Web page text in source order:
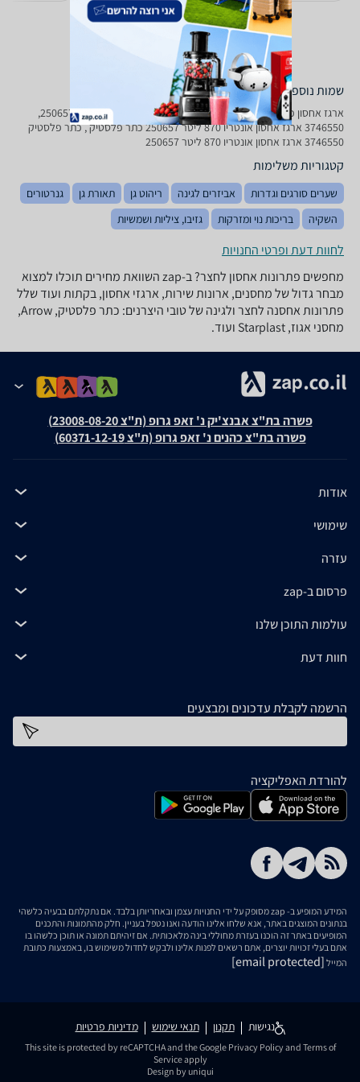
שמות נוספים לדגם
‏ארגז אחסון ‏כתר פלסטיק 3746550 ארגז אחסון אונטריו 870 ליטר 250657,
3746550 ארגז אחסון אונטריו 870 ליטר 250657 כתר פלסטיק , כתר פלסטיק
3746550 ארגז אחסון אונטריו 870 ליטר 250657
קטגוריות משלימות
שערים סורגים וגדרות אביזרים לגינה ריהוט גן תאורת גן
גנרטורים
השקיה
בריכות נוי ומזרקות גזיבו, ציליות ושמשיות
לחוות דעת ופרטי החנויות
מחפשים פתרונות אחסון לחצר? ב-zap השוואת מחירים תוכלו למצוא
מבחר גדול של מחסנים, ארונות שירות, ארגזי אחסון, בקתות ועוד שלל
פתרונות אחסנה לחצר ולגינה של טובי היצרנים: כתר פלסטיק, Arrow,
מחסני אגוז, Starplast ועוד.
פשרה בת"צ אבנצ'יק נ' זאפ גרופ (ת"צ 23008-08-20)
פשרה בת"צ כהנים נ' זאפ גרופ (ת"צ 60371-12-19)
אודות
שימושי
עזרה
פרסום ב-zap
עולמות התוכן שלנו
חוות דעת
הרשמה לקבלת עדכונים ומבצעים
להורדת האפליקציה
המידע המופיע ב- zap מסופק על ידי החנויות עצמן ובאחריותן בלבד. אם נתקלתם בבעיה כלשהי
בנתונים המוצגים באתר, אנא שלחו אלינו הודעה ואנו נטפל בעניין. חלק מהתמונות והתכנים
המופיעים באתר זה הוכנו בעזרת מחוללי בינה מלאכותית. אם זיהיתם תמונה או תוכן כלשהו בו
אתם בעלי זכויות יוצרים, אתם רשאים לפנות אלינו ולבקש לחדול משימוש בו, באמצעות כתובת
המייל [email protected]
נגישות תקנון תנאי שימוש מדיניות פרטיות
This site is protected by reCAPTCHA and the Google Privacy Policyand Terms of
Serviceapply
Design by uniqui